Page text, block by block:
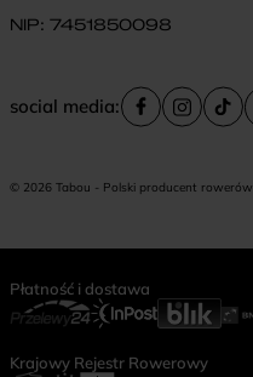
NIP: 7451850098
social media:
© 2026 Tabou - Polski producent rowerów
Płatność i dostawa
Krajowy Rejestr Rowerowy